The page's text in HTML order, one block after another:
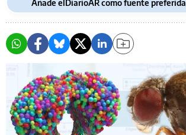
Añade elDiarioAR como fuente preferida